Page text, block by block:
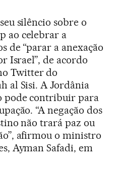
silêncio sobre o
ao celebrar a
de “parar a anexação
Israel”, de acordo
Twitter do
al Sisi. A Jordânia
pode contribuir para
“A negação dos
não trará paz ou
afirmou o ministro
Ayman Safadi, em